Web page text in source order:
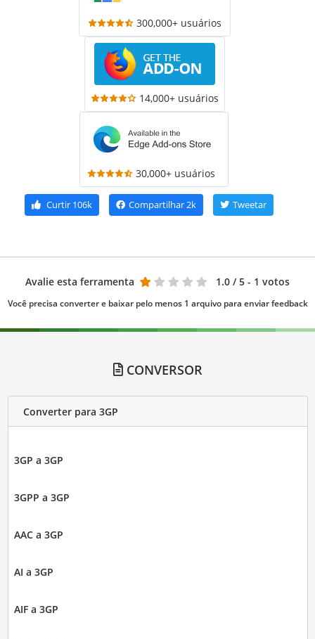
300,000+ usuários
14,000+ usuários
30,000+ usuários
Curtir 106k Compartilhar2k Tweetar
Avalie esta ferramenta 1.0 / 5 - 1 votos
Você precisa converter e baixar pelo menos 1 arquivo para enviar feedback
CONVERSOR
Converter para 3GP
3GP a 3GP
3GPP a 3GP
AAC a 3GP
AI a 3GP
AIF a 3GP